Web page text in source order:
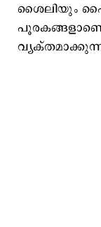
ശൈലിയും